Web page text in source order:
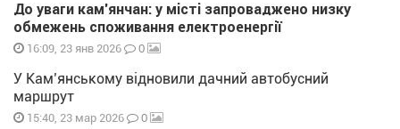
До уваги кам’янчан: у місті запроваджено низку
обмежень споживання електроенергії
16:09, 23 янв 2026 0
У Кам’янському відновили дачний автобусний
маршрут
15:40, 23 мар 2026 0